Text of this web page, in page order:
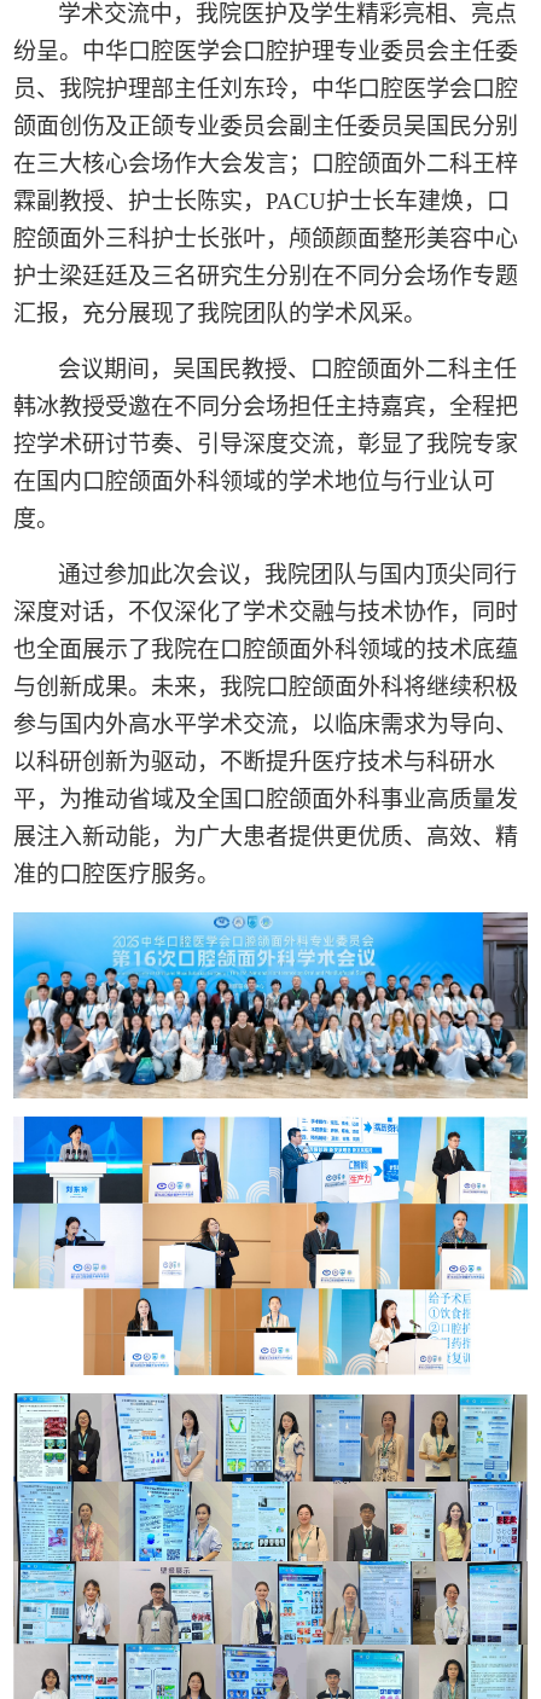
学术交流中，我院医护及学生精彩亮相、亮点
纷呈。中华口腔医学会口腔护理专业委员会主任委
员、我院护理部主任刘东玲，中华口腔医学会口腔
颌面创伤及正颌专业委员会副主任委员吴国民分别
在三大核心会场作大会发言；口腔颌面外二科王梓
霖副教授、护士长陈实，PACU护士长车建焕，口
腔颌面外三科护士长张叶，颅颌颜面整形美容中心
护士梁廷廷及三名研究生分别在不同分会场作专题
汇报，充分展现了我院团队的学术风采。
会议期间，吴国民教授、口腔颌面外二科主任
韩冰教授受邀在不同分会场担任主持嘉宾，全程把
控学术研讨节奏、引导深度交流，彰显了我院专家
在国内口腔颌面外科领域的学术地位与行业认可
度。
通过参加此次会议，我院团队与国内顶尖同行
深度对话，不仅深化了学术交融与技术协作，同时
也全面展示了我院在口腔颌面外科领域的技术底蕴
与创新成果。未来，我院口腔颌面外科将继续积极
参与国内外高水平学术交流，以临床需求为导向、
以科研创新为驱动，不断提升医疗技术与科研水
平，为推动省域及全国口腔颌面外科事业高质量发
展注入新动能，为广大患者提供更优质、高效、精
准的口腔医疗服务。